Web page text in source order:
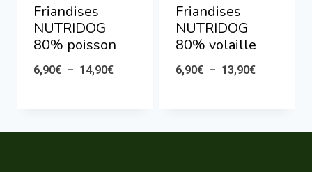
Friandises
NUTRIDOG
80% poisson
6,90€ – 14,90€Plage
Friandises
NUTRIDOG
80% volaille
6,90€ – 13,90€Plage